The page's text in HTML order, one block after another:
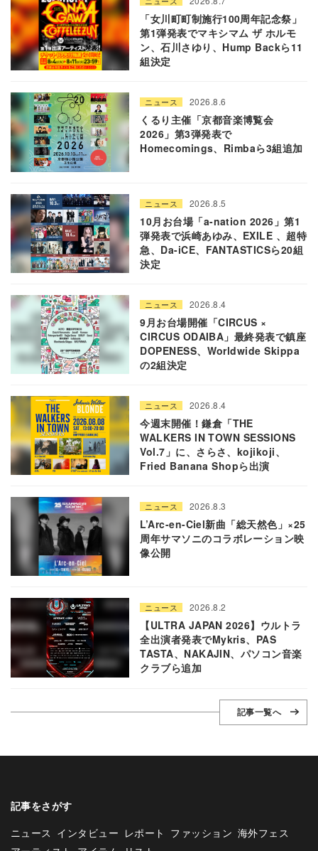
「女川町町制施行100周年記念祭」
第1弾発表でマキシマム ザ ホルモ
ン、石川さゆり、Hump Backら11
組決定
ニュース 2026.8.6
くるり主催「京都音楽博覧会
2026」第3弾発表で
Homecomings、Rimbaら3組追加
ニュース 2026.8.5
10月お台場「a-nation 2026」第1
弾発表で浜崎あゆみ、EXILE 、超特
急、Da-iCE、FANTASTICSら20組
決定
ニュース 2026.8.4
9月お台場開催「CIRCUS ×
CIRCUS ODAIBA」最終発表で鎮座
DOPENESS、Worldwide Skippa
の2組決定
ニュース 2026.8.4
今週末開催！鎌倉「THE
WALKERS IN TOWN SESSIONS
Vol.7」に、さらさ、kojikoji、
Fried Banana Shopら出演
ニュース 2026.8.3
L’Arc-en-Ciel新曲「総天然色」×25
周年サマソニのコラボレーション映
像公開
ニュース 2026.8.2
【ULTRA JAPAN 2026】ウルトラ
全出演者発表でMykris、PAS
TASTA、NAKAJIN、パソコン音楽
クラブら追加
記事一覧へ
記事をさがす
ニュース インタビュー レポート ファッション 海外フェス